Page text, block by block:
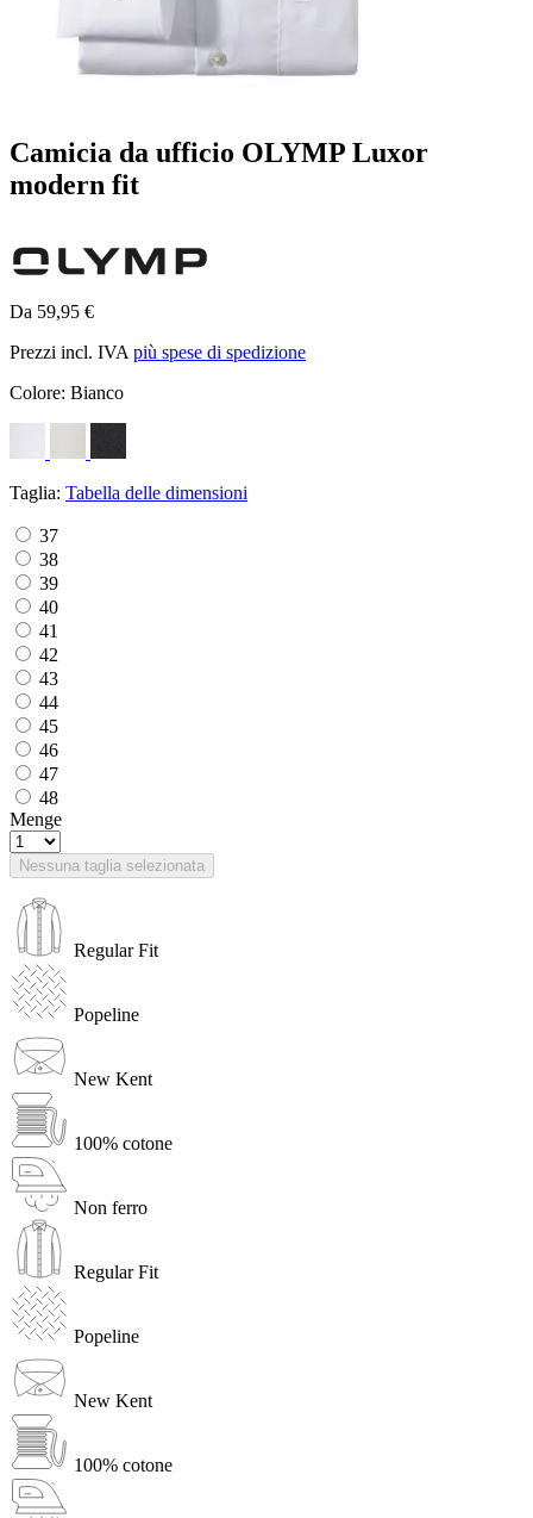
Camicia da ufficio OLYMP Luxor
modern fit
Da 59,95 €
Prezzi incl. IVA più spese di spedizione
Colore: Bianco
Taglia: Tabella delle dimensioni
37
38
39
40
41
42
43
44
45
46
47
48
Menge
Nessuna taglia selezionata
Regular Fit
Popeline
New Kent
100% cotone
Non ferro
Regular Fit
Popeline
New Kent
100% cotone